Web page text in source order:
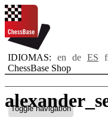
IDIOMAS: en de ES
ChessBase Shop
Toggle navigation